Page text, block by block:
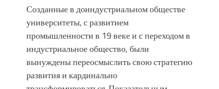
Созданные в доиндустриальном обществе
университеты, с развитием
промышленности в 19 веке и с переходом в
индустриальное общество, были
вынуждены переосмыслить свою стратегию
развития и кардинально